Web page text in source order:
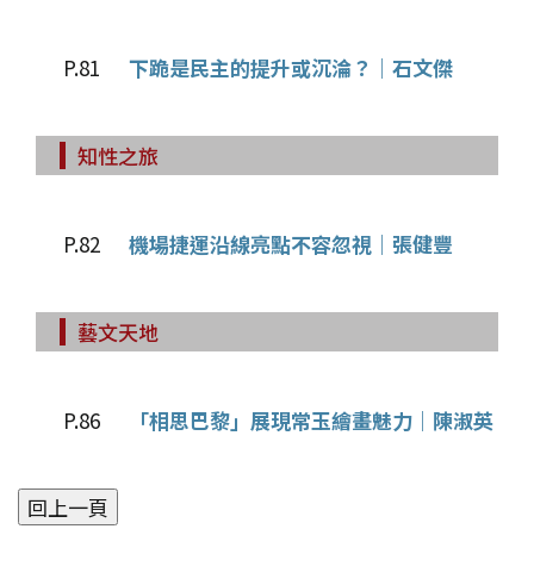
P.81 下跪是民主的提升或沉淪？｜石文傑
知性之旅
P.82 機場捷運沿線亮點不容忽視｜張健豐
藝文天地
P.86 「相思巴黎」展現常玉繪畫魅力｜陳淑英